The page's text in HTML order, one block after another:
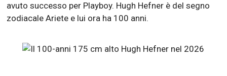
avuto successo per Playboy. Hugh Hefner è del segno
zodiacale Ariete e lui ora ha 100 anni.